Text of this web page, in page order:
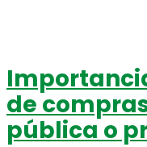
de
pública o